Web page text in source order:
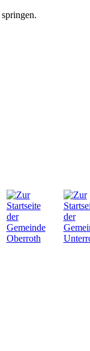
springen.